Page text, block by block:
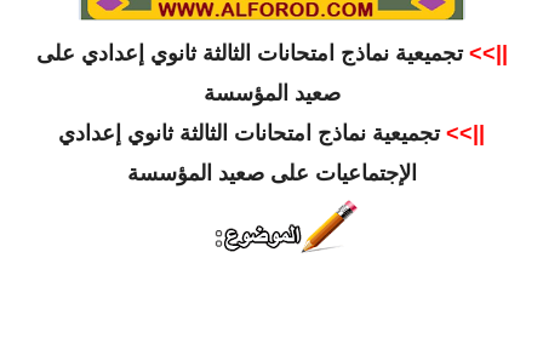
||>> تجميعية نماذج امتحانات الثالثة ثانوي إعدادي على
صعيد المؤسسة
||>> تجميعية نماذج امتحانات الثالثة ثانوي إعدادي
الإجتماعيات على صعيد المؤسسة